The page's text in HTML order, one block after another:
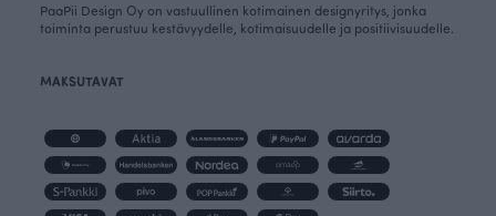
PaaPii Design Oy on vastuullinen kotimainen designyritys, jonka
toiminta perustuu kestävyydelle, kotimaisuudelle ja positiivisuudelle.
MAKSUTAVAT